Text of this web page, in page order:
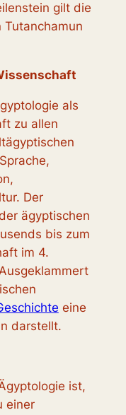
gilt die
Tutanchamun
als
zu allen
Der
ägyptischen
bis zum
im 4.
eine
darstellt.
ist,
einer